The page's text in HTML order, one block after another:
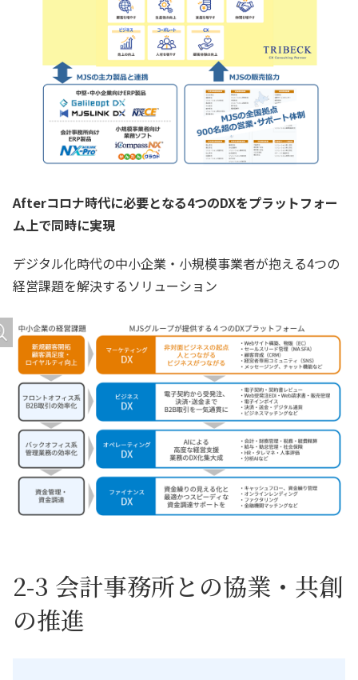
Afterコロナ時代に必要となる4つのDXをプラットフォー
ム上で同時に実現
デジタル化時代の中小企業・小規模事業者が抱える4つの
経営課題を解決するソリューション
2-3 会計事務所との協業・共創
の推進